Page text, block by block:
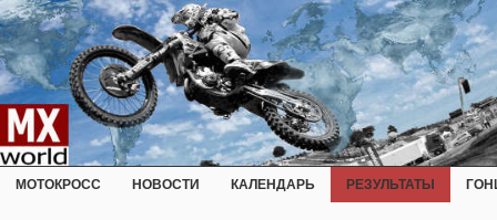
МОТОКРОСС НОВОСТИ КАЛЕНДАРЬ РЕЗУЛЬТАТЫ